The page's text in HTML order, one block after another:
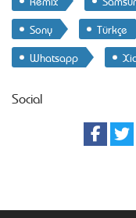
Sony
Türkçe
Whatsapp
Social